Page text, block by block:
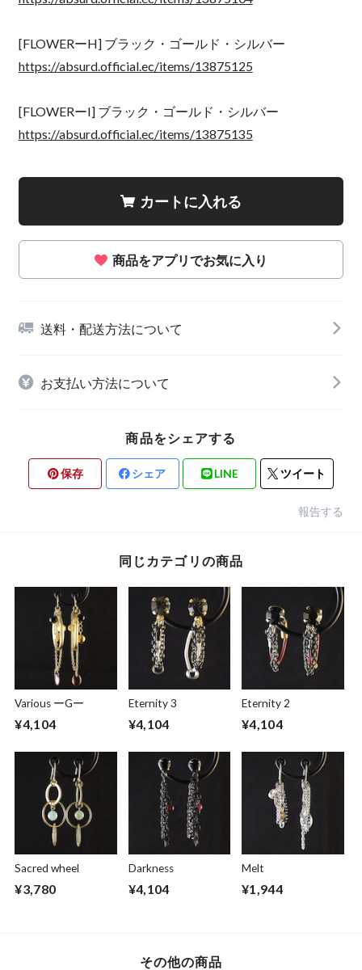
[FLOWERーH] ブラック・ゴールド・シルバー
https://absurd.official.ec/items/13875125
[FLOWERーI] ブラック・ゴールド・シルバー
https://absurd.official.ec/items/13875135
カートに入れる
商品をアプリでお気に入り
送料・配送方法について
お支払い方法について
商品をシェアする
保存 シェア LINE ツイート
報告する
同じカテゴリの商品
Various ーGー
¥4,104
Eternity 3
¥4,104
Eternity 2
¥4,104
Sacred wheel
¥3,780
Darkness
¥4,104
Melt
¥1,944
その他の商品